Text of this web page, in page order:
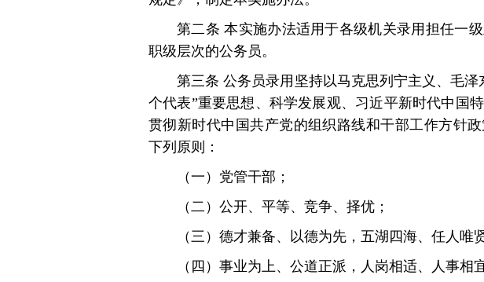
第二条 本实施办法适用于各级机关录用担任一
职级层次的公务员。
第三条 公务员录用坚持以马克思列宁主义、毛泽
个代表”重要思想、科学发展观、习近平新时代中国
贯彻新时代中国共产党的组织路线和干部工作方针
下列原则：
（一）党管干部；
（二）公开、平等、竞争、择优；
（三）德才兼备、以德为先，五湖四海、任人唯
（四）事业为上、公道正派，人岗相适、人事相